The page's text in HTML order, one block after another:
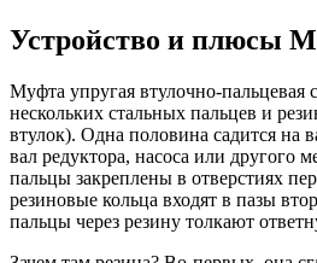
Устройство и плюсы
Муфта упругая втулочно-пальцевая
нескольких стальных пальцев и
втулок). Одна половина садится на
вал редуктора, насоса или другого
пальцы закреплены в отверстиях
резиновые кольца входят в пазы
пальцы через резину толкают